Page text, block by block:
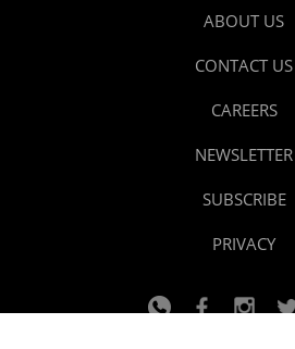
ABOUT US
CONTACT US
CAREERS
NEWSLETTER
SUBSCRIBE
PRIVACY